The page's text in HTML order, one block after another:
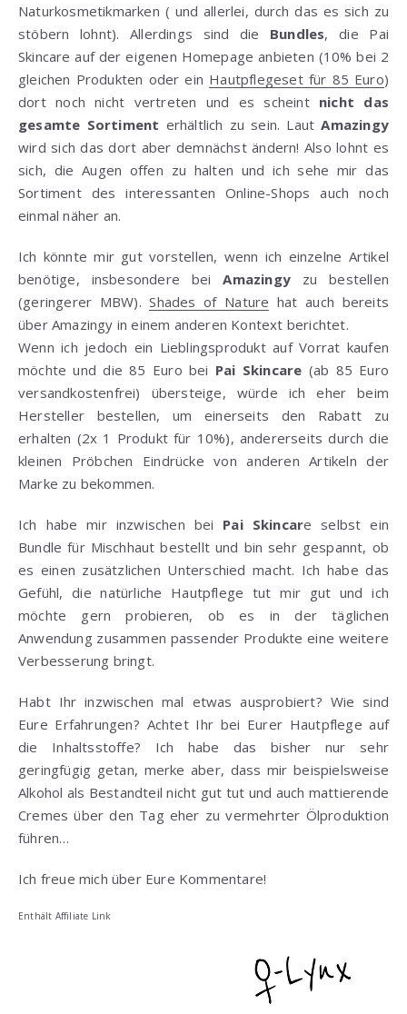
Naturkosmetikmarken ( und allerlei, durch das es sich zu
stöbern lohnt). Allerdings sind die Bundles, die Pai
Skincare auf der eigenen Homepage anbieten (10% bei 2
gleichen Produkten oder ein Hautpflegeset für 85 Euro)
dort noch nicht vertreten und es scheint nicht das
gesamte Sortiment erhältlich zu sein. LautAmazingy
wird sich das dort aber demnächst ändern! Also lohnt es
sich, die Augen offen zu halten und ich sehe mir das
Sortiment des interessanten Online-Shops auch noch
einmal näher an.
Ich könnte mir gut vorstellen, wenn ich einzelne Artikel
benötige, insbesondere beiAmazingy zu bestellen
(geringerer MBW).Shades of Nature hat auch bereits
über Amazingy in einem anderen Kontext berichtet.
Wenn ich jedoch ein Lieblingsprodukt auf Vorrat kaufen
möchte und die 85 Euro bei Pai Skincare (ab 85 Euro
versandkostenfrei) übersteige, würde ich eher beim
Hersteller bestellen, um einerseits den Rabatt zu
erhalten (2x 1 Produkt für 10%), andererseits durch die
kleinen Pröbchen Eindrücke von anderen Artikeln der
Marke zu bekommen.
Ich habe mir inzwischen bei Pai Skincare selbst ein
Bundle für Mischhaut bestellt und bin sehr gespannt, ob
es einen zusätzlichen Unterschied macht. Ich habe das
Gefühl, die natürliche Hautpflege tut mir gut und ich
möchte gern probieren, ob es in der täglichen
Anwendung zusammen passender Produkte eine weitere
Verbesserung bringt.
Habt Ihr inzwischen mal etwas ausprobiert? Wie sind
Eure Erfahrungen? Achtet Ihr bei Eurer Hautpflege auf
die Inhaltsstoffe? Ich habe das bisher nur sehr
geringfügig getan, merke aber, dass mir beispielsweise
Alkohol als Bestandteil nicht gut tut und auch mattierende
Cremes über den Tag eher zu vermehrter Ölproduktion
führen…
Ich freue mich über Eure Kommentare!
Enthält Affiliate Link